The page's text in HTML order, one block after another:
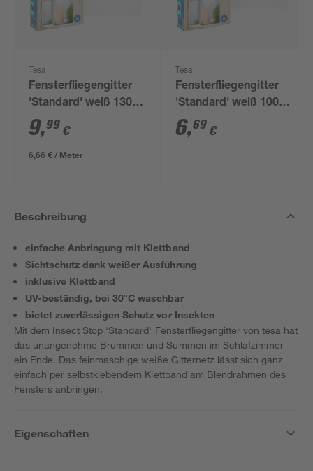
Tesa
Fensterfliegengitter
'Standard' weiß 130 x
150 cm
9,99 €
6,66 € / Meter
Tesa
Fensterfliegengitter
'Standard' weiß 100 x
100 cm
6,69 €
Beschreibung
einfache Anbringung mit Klettband
Sichtschutz dank weißer Ausführung
inklusive Klettband
UV-beständig, bei 30°C waschbar
bietet zuverlässigen Schutz vor Insekten
Mit dem Insect Stop 'Standard' Fensterfliegengitter von tesa hat
das unangenehme Brummen und Summen im Schlafzimmer
ein Ende. Das feinmaschige weiße Gitternetz lässt sich ganz
einfach per selbstklebendem Klettband am Blendrahmen des
Fensters anbringen.
Eigenschaften